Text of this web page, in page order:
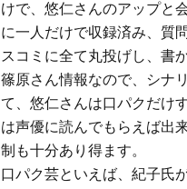
けで、悠仁さんのアップと
に一人だけで収録済み、質
スコミに全て丸投げし、書
篠原さん情報なので、シナ
て、悠仁さんは口パクだけ
は声優に読んでもらえば出
制も十分あり得ます。
口パク芸といえば、紀子氏